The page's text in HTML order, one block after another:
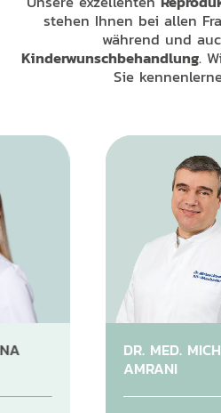
stehen Ihnen bei allen
während und
Kinderwunschbehandlung.
Sie
DR. MED.
AMRANI